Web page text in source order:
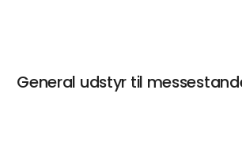
General udstyr til